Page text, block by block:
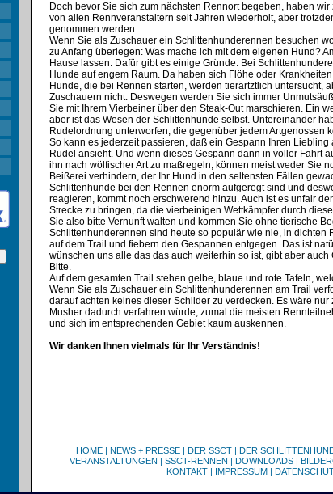
Doch bevor Sie sich zum nächsten Rennort begeben, haben
von allen Rennveranstaltern seit Jahren wiederholt, aber
genommen werden:
Wenn Sie als Zuschauer ein Schlittenhunderennen besuchen
zu Anfang überlegen: Was mache ich mit dem eigenen Hund?
Hause lassen. Dafür gibt es einige Gründe. Bei
Hunde auf engem Raum. Da haben sich Flöhe oder
Hunde, die bei Rennen starten, werden tierärtztlich untersucht,
Zuschauern nicht. Deswegen werden Sie sich immer
Sie mit Ihrem Vierbeiner über den Steak-Out marschieren. Ein
aber ist das Wesen der Schlittenhunde selbst. Untereinander
Rudelordnung unterworfen, die gegenüber jedem Artgenossen
So kann es jederzeit passieren, daß ein Gespann Ihren
Rudel ansieht. Und wenn dieses Gespann dann in voller Fahrt
ihn nach wölfischer Art zu maßregeln, können meist weder Sie
Beißerei verhindern, der Ihr Hund in den seltensten Fällen
Schlittenhunde bei den Rennen enorm aufgeregt sind und
reagieren, kommt noch erschwerend hinzu. Auch ist es unfair
Strecke zu bringen, da die vierbeinigen Wettkämpfer durch
Sie also bitte Vernunft walten und kommen Sie ohne tierische
Schlittenhunderennen sind heute so populär wie nie, in dichten
auf dem Trail und fiebern den Gespannen entgegen. Das ist
wünschen uns alle das das auch weiterhin so ist, gibt aber auch
Bitte.
Auf dem gesamten Trail stehen gelbe, blaue und rote Tafeln,
Wenn Sie als Zuschauer ein Schlittenhunderennen am Trail
darauf achten keines dieser Schilder zu verdecken. Es wäre
Musher dadurch verfahren würde, zumal die meisten
und sich im entsprechenden Gebiet kaum auskennen.
Wir danken Ihnen vielmals für Ihr Verständnis!
HOME| NEWS + PRESSE| DER SSCT| DER
VERANSTALTUNGEN | SSCT-RENNEN | DOWNLOADS|
KONTAKT| IMPRESSUM|